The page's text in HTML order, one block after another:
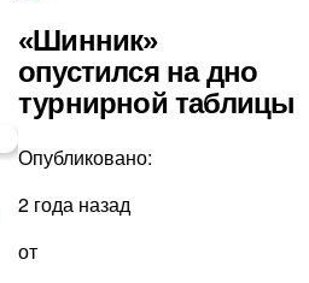
«Шинник»
опустился на дно
турнирной таблицы
Опубликовано:
2 года назад
от